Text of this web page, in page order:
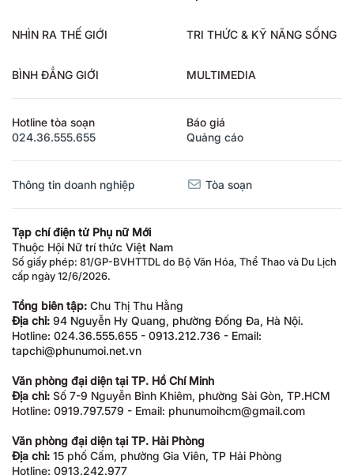
NHÌN RA THẾ GIỚI TRI THỨC & KỸ NĂNG SỐNG
BÌNH ĐẲNG GIỚI MULTIMEDIA
Hotline tòa soạn
024.36.555.655
Báo giá
Quảng cáo
Thông tin doanh nghiệp Tòa soạn
Tạp chí điện tử Phụ nữ Mới
Thuộc Hội Nữ trí thức Việt Nam
Số giấy phép: 81/GP-BVHTTDL do Bộ Văn Hóa, Thể Thao và Du Lịch
cấp ngày 12/6/2026.
Tổng biên tập: Chu Thị Thu Hằng
Địa chỉ: 94 Nguyễn Hy Quang, phường Đống Đa, Hà Nội.
Hotline: 024.36.555.655 - 0913.212.736 - Email:
tapchi@phunumoi.net.vn
Văn phòng đại diện tại TP. Hồ Chí Minh
Địa chỉ: Số 7-9 Nguyễn Bỉnh Khiêm, phường Sài Gòn, TP.HCM
Hotline: 0919.797.579 - Email: phunumoihcm@gmail.com
Văn phòng đại diện tại TP. Hải Phòng
Địa chỉ: 15 phố Cấm, phường Gia Viên, TP Hải Phòng
Hotline: 0913.242.977